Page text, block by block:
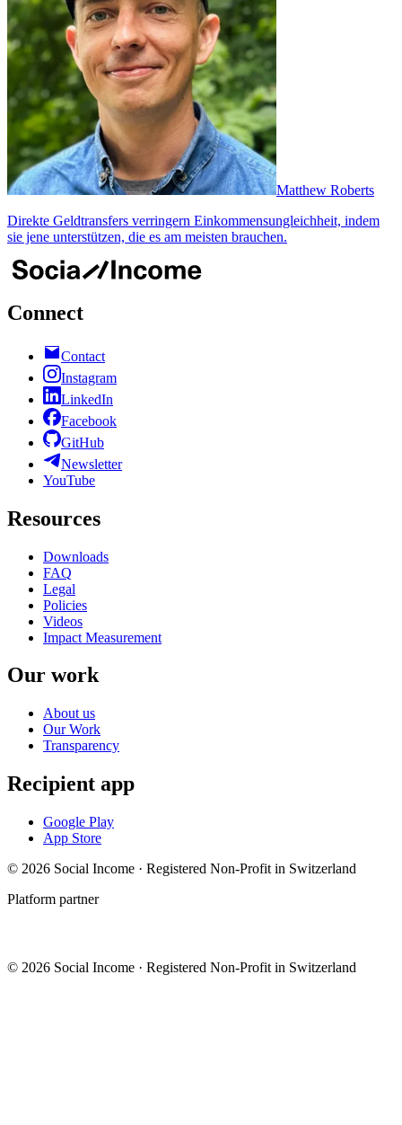
Matthew Roberts
Direkte Geldtransfers verringern Einkommensungleichheit, indem
sie jene unterstützen, die es am meisten brauchen.
Connect
Contact
Instagram
LinkedIn
Facebook
GitHub
Newsletter
YouTube
Resources
Downloads
FAQ
Legal
Policies
Videos
Impact Measurement
Our work
About us
Our Work
Transparency
Recipient app
Google Play
App Store
© 2026 Social Income · Registered Non-Profit in Switzerland
Platform partner
© 2026 Social Income · Registered Non-Profit in Switzerland